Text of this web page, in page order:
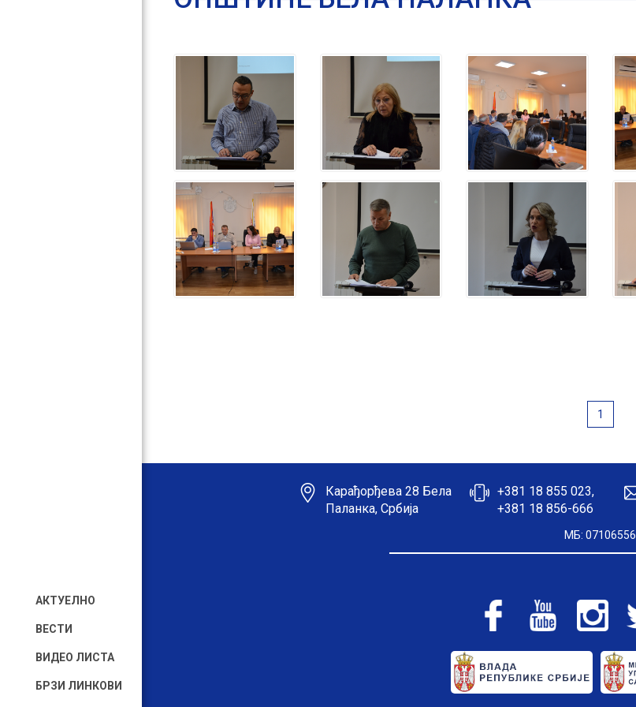
АКТУЕЛНО
ВЕСТИ
ВИДЕО ЛИСТА
БРЗИ ЛИНКОВИ
1
Карађорђева 28 Бела
Паланка, Србија
+381 18 855 023,
+381 18 856-666
МБ: 07106556